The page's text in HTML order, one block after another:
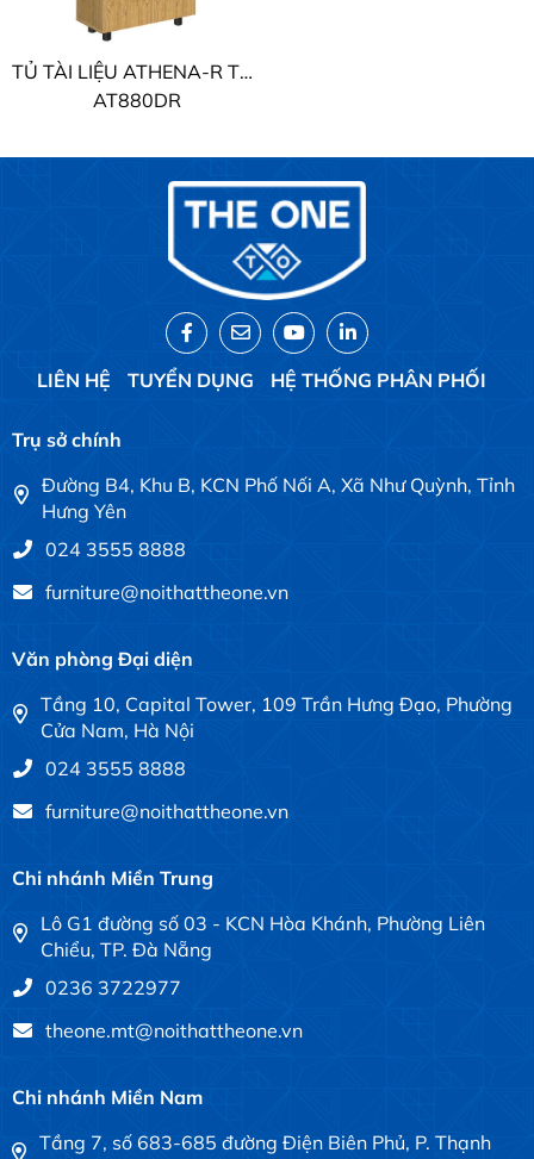
TỦ TÀI LIỆU ATHENA-R THE ONE
AT880DR
LIÊN HỆ TUYỂN DỤNG HỆ THỐNG PHÂN PHỐI
Trụ sở chính
Đường B4, Khu B, KCN Phố Nối A, Xã Như Quỳnh, Tỉnh
Hưng Yên
024 3555 8888
furniture@noithattheone.vn
Văn phòng Đại diện
Tầng 10, Capital Tower, 109 Trần Hưng Đạo, Phường
Cửa Nam, Hà Nội
024 3555 8888
furniture@noithattheone.vn
Chi nhánh Miền Trung
Lô G1 đường số 03 - KCN Hòa Khánh, Phường Liên
Chiểu, TP. Đà Nẵng
0236 3722977
theone.mt@noithattheone.vn
Chi nhánh Miền Nam
Tầng 7, số 683-685 đường Điện Biên Phủ, P. Thạnh